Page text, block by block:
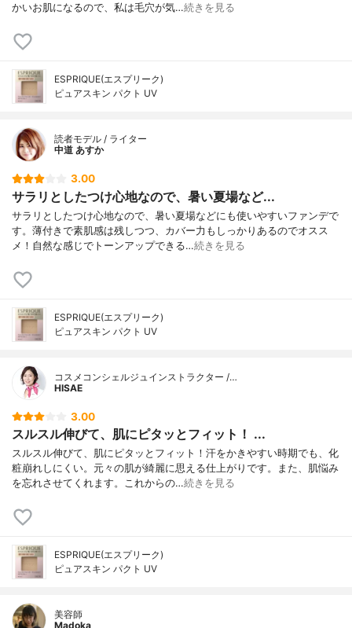
かいお肌になるので、私は毛穴が気…続きを見る
ESPRIQUE(エスプリーク)
ピュアスキン パクト UV
読者モデル / ライター
中道 あすか
3.00
サラリとしたつけ心地なので、暑い夏場など...
サラリとしたつけ心地なので、暑い夏場などにも使いやすいファンデで
す。薄付きで素肌感は残しつつ、カバー力もしっかりあるのでオスス
メ！自然な感じでトーンアップできる…続きを見る
ESPRIQUE(エスプリーク)
ピュアスキン パクト UV
コスメコンシェルジュインストラクター /…
HISAE
3.00
スルスル伸びて、肌にピタッとフィット！ ...
スルスル伸びて、肌にピタッとフィット！汗をかきやすい時期でも、化
粧崩れしにくい。元々の肌が綺麗に思える仕上がりです。また、肌悩み
を忘れさせてくれます。これからの…続きを見る
ESPRIQUE(エスプリーク)
ピュアスキン パクト UV
美容師
Madoka